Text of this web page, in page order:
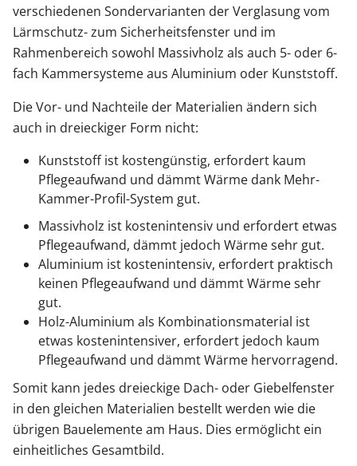
verschiedenen Sondervarianten der Verglasung vom
Lärmschutz- zum Sicherheitsfenster und im
Rahmenbereich sowohl Massivholz als auch 5- oder 6-
fach Kammersysteme aus Aluminium oder Kunststoff.
Die Vor- und Nachteile der Materialien ändern sich
auch in dreieckiger Form nicht:
Kunststoff ist kostengünstig, erfordert kaum
Pflegeaufwand und dämmt Wärme dank Mehr-
Kammer-Profil-System gut.
Massivholz ist kostenintensiv und erfordert etwas
Pflegeaufwand, dämmt jedoch Wärme sehr gut.
Aluminium ist kostenintensiv, erfordert praktisch
keinen Pflegeaufwand und dämmt Wärme sehr
gut.
Holz-Aluminium als Kombinationsmaterial ist
etwas kostenintensiver, erfordert jedoch kaum
Pflegeaufwand und dämmt Wärme hervorragend.
Somit kann jedes dreieckige Dach- oder Giebelfenster
in den gleichen Materialien bestellt werden wie die
übrigen Bauelemente am Haus. Dies ermöglicht ein
einheitliches Gesamtbild.